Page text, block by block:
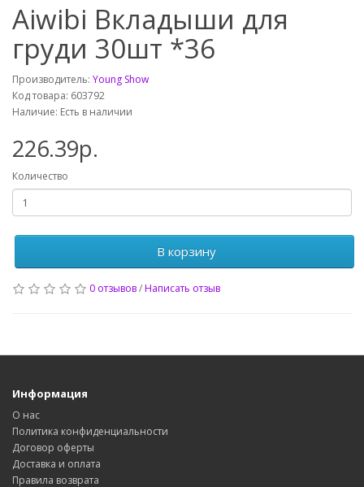
Aiwibi Вкладыши для
груди 30шт *36
Производитель: Young Show
Код товара: 603792
Наличие: Есть в наличии
226.39р.
Количество
В корзину
0 отзывов/Написать отзыв
Информация
О нас
Политика конфиденциальности
Договор оферты
Доставка и оплата
Правила возврата